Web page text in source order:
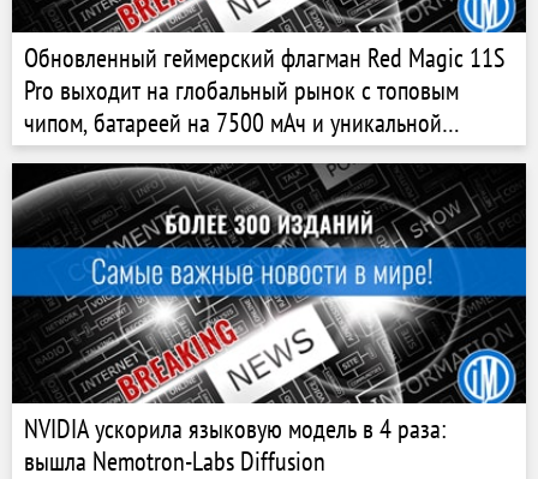
Обновленный геймерский флагман Red Magic 11S
Pro выходит на глобальный рынок с топовым
чипом, батареей на 7500 мАч и уникальной
системой охлаждения
NVIDIA ускорила языковую модель в 4 раза:
вышла Nemotron-Labs Diffusion